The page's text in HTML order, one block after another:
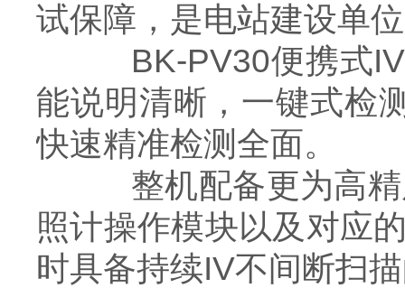
试保障，是电站建设单
BK-PV30便携式IV
能说明清晰，⼀键式检
快速精准检测全面。
整机配备更为⾼精
照计操作模块以及对应
时具备持续IV不间断扫